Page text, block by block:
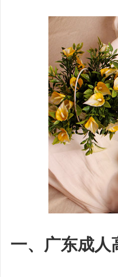
一、 广东成人